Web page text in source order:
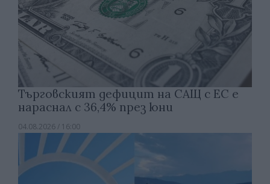
Търговският дефицит на САЩ с ЕС е
нараснал с 36,4% през юни
04.08.2026 / 16:00